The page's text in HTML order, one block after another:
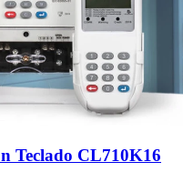
Teclado CL710K16